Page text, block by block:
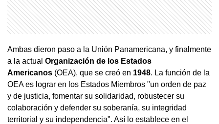
Ambas dieron paso a la Unión Panamericana, y finalmente
a la actual Organización de los Estados
Americanos (OEA), que se creó en 1948. La función de la
OEA es lograr en los Estados Miembros "un orden de paz
y de justicia, fomentar su solidaridad, robustecer su
colaboración y defender su soberanía, su integridad
territorial y su independencia". Así lo establece en el